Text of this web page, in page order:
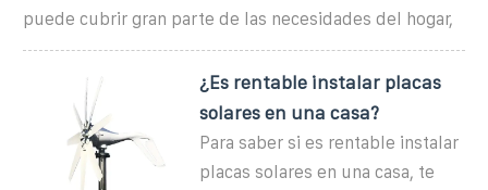
puede cubrir gran parte de las necesidades del hogar,
¿Es rentable instalar placas
solares en una casa?
Para saber si es rentable instalar
placas solares en una casa, te